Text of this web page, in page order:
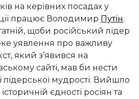
на керівних посадах у
працює Володимир Путін.
щоби російський лідер
уявлення про важливу
який з’явився на
сайті, мав би нести
лідерської мудрості. Вийшло
єдності росіян та